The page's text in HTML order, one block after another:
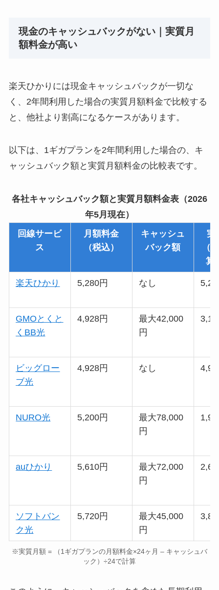
現金のキャッシュバックがない｜実質月
額料金が高い
楽天ひかりには現金キャッシュバックが一切な
く、2年間利用した場合の実質月額料金で比較する
と、他社より割高になるケースがあります。
以下は、1ギガプランを2年間利用した場合の、キ
ャッシュバック額と実質月額料金の比較表です。
各社キャッシュバック額と実質月額料金表（2026
年5月現在）
回線サービ
ス
月額料金
（税込）
キャッシュ
バック額
実
（
算/
楽天ひかり 5,280円 なし
GMOとくと
くBB光
4,928円
最大42,000
円
ビッグロー
ブ光
4,928円 なし
NURO光 5,200円
最大78,000
円
auひかり 5,610円
最大72,000
円
ソフトバン
ク光
5,720円
最大45,000
円
※実質月額 = （1ギガプランの月額料金×24ヶ月 – キャッシュバ
ック）÷24で計算